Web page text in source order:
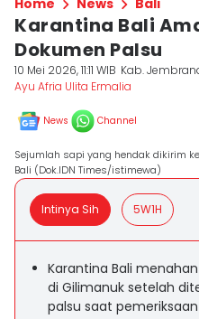
Home News Bali
Karantina Bali
Dokumen Palsu
10 Mei 2026, 11:11 WIB Kab.
Ayu Afria Ulita Ermalia
News Channel
Sejumlah sapi yang hendak dikirim
Bali (Dok.IDN Times/istimewa)
Intinya Sih 5W1H
Karantina Bali
di Gilimanuk setelah
palsu saat